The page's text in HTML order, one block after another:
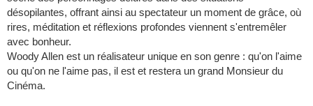
désopilantes, offrant ainsi au spectateur un moment de grâce, où
rires, méditation et réflexions profondes viennent s'entremêler
avec bonheur.
Woody Allen est un réalisateur unique en son genre : qu'on l'aime
ou qu'on ne l'aime pas, il est et restera un grand Monsieur du
Cinéma.